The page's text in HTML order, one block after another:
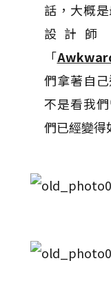
話，大概
設計師
「
們拿著自
不是看我
們已經變得